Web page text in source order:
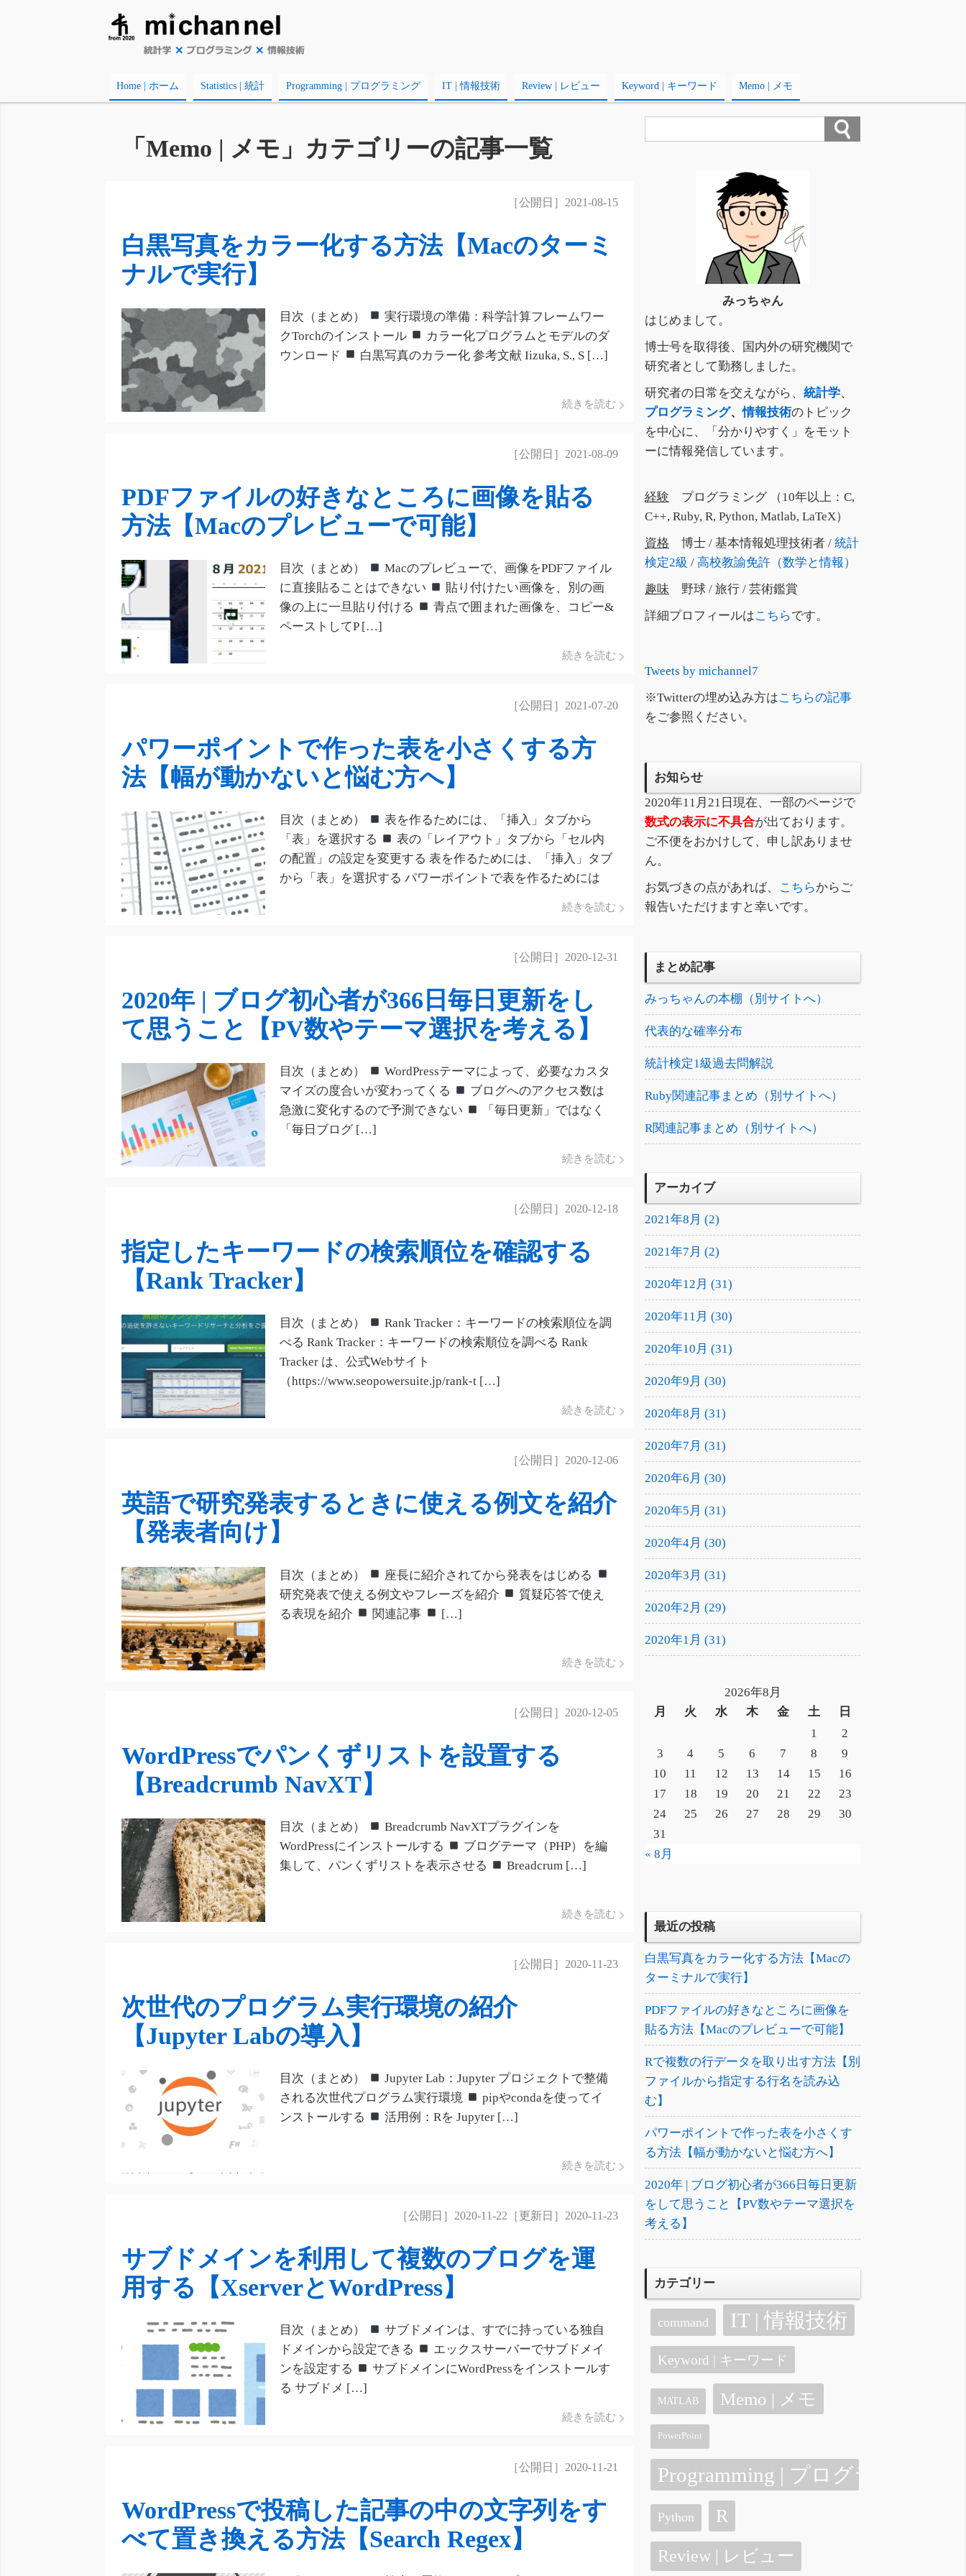
Home | ホーム Statistics | 統計 Programming | プログラミング IT | 情報技術 Review | レビュー Keyword | キーワード Memo | メモ
「Memo | メモ」カテゴリーの記事一覧
［公開日］2021-08-15
白黒写真をカラー化する方法【Macのターミ
ナルで実行】
目次（まとめ）
実行環境の準備：科学計算フレームワー
クTorchのインストール
カラー化プログラムとモデルのダ
ウンロード
白黒写真のカラー化 参考文献 Iizuka, S., S […]
続きを読む
［公開日］2021-08-09
PDFファイルの好きなところに画像を貼る
方法【Macのプレビューで可能】
目次（まとめ）
Macのプレビューで、画像をPDFファイル
に直接貼ることはできない
貼り付けたい画像を、別の画
像の上に一旦貼り付ける
青点で囲まれた画像を、コピー&
ペーストしてP […]
続きを読む
［公開日］2021-07-20
パワーポイントで作った表を小さくする方
法【幅が動かないと悩む方へ】
目次（まとめ）
表を作るためには、「挿入」タブから
「表」を選択する
表の「レイアウト」タブから「セル内
の配置」の設定を変更する 表を作るためには、「挿入」タブ
から「表」を選択する パワーポイントで表を作るためには
続きを読む
［公開日］2020-12-31
2020年 | ブログ初心者が366日毎日更新をし
て思うこと【PV数やテーマ選択を考える】
目次（まとめ）
WordPressテーマによって、必要なカスタ
マイズの度合いが変わってくる
ブログへのアクセス数は
急激に変化するので予測できない
「毎日更新」ではなく
「毎日ブログ […]
続きを読む
［公開日］2020-12-18
指定したキーワードの検索順位を確認する
【Rank Tracker】
目次（まとめ）
Rank Tracker：キーワードの検索順位を調
べる Rank Tracker：キーワードの検索順位を調べる Rank
Tracker は、公式Webサイト
（https://www.seopowersuite.jp/rank-t […]
続きを読む
［公開日］2020-12-06
英語で研究発表するときに使える例文を紹介
【発表者向け】
目次（まとめ）
座長に紹介されてから発表をはじめる
研究発表で使える例文やフレーズを紹介
質疑応答で使え
る表現を紹介
関連記事 […]
続きを読む
［公開日］2020-12-05
WordPressでパンくずリストを設置する
【Breadcrumb NavXT】
目次（まとめ）
Breadcrumb NavXTプラグインを
WordPressにインストールする
ブログテーマ（PHP）を編
集して、パンくずリストを表示させる
Breadcrum […]
続きを読む
［公開日］2020-11-23
次世代のプログラム実行環境の紹介
【Jupyter Labの導入】
目次（まとめ）
Jupyter Lab：Jupyter プロジェクトで整備
される次世代プログラム実行環境
pipやcondaを使ってイ
ンストールする
活用例：Rを Jupyter […]
続きを読む
［公開日］2020-11-22［更新日］2020-11-23
サブドメインを利用して複数のブログを運
用する【XserverとWordPress】
目次（まとめ）
サブドメインは、すでに持っている独自
ドメインから設定できる
エックスサーバーでサブドメイ
ンを設定する
サブドメインにWordPressをインストールす
る サブドメ […]
続きを読む
［公開日］2020-11-21
WordPressで投稿した記事の中の文字列をす
べて置き換える方法【Search Regex】
みっちゃん
はじめまして。
博士号を取得後、国内外の研究機関で
研究者として勤務しました。
研究者の日常を交えながら、 統計学、
プログラミング、情報技術のトピック
を中心に、「分かりやすく」をモット
ーに情報発信しています。
経験 プログラミング （10年以上：C,
C++, Ruby, R, Python, Matlab, LaTeX）
資格 博士 / 基本情報処理技術者 / 統計
検定2級 / 高校教諭免許（数学と情報）
趣味 野球 / 旅行 / 芸術鑑賞
詳細プロフィールはこちらです。
Tweets by michannel7
※Twitterの埋め込み方はこちらの記事
をご参照ください。
お知らせ
2020年11月21日現在、一部のページで
数式の表示に不具合が出ております。
ご不便をおかけして、申し訳ありませ
ん。
お気づきの点があれば、
こちらからご
報告いただけますと幸いです。
まとめ記事
みっちゃんの本棚（別サイトへ）
代表的な確率分布
統計検定1級過去問解説
Ruby関連記事まとめ（別サイトへ）
R関連記事まとめ（別サイトへ）
アーカイブ
2021年8月 (2)
2021年7月 (2)
2020年12月 (31)
2020年11月 (30)
2020年10月 (31)
2020年9月 (30)
2020年8月 (31)
2020年7月 (31)
2020年6月 (30)
2020年5月 (31)
2020年4月 (30)
2020年3月 (31)
2020年2月 (29)
2020年1月 (31)
2026年8月
月
火 水 木 金 土
日
1
2
3
4 5 6 7 8
9
10
11 12 13 14 15
16
17
18 19 20 21 22
23
24
25 26 27 28 29
30
31
« 8月
最近の投稿
白黒写真をカラー化する方法【Macの
ターミナルで実行】
PDFファイルの好きなところに画像を
貼る方法【Macのプレビューで可能】
Rで複数の行データを取り出す方法【別
ファイルから指定する行名を読み込
む】
パワーポイントで作った表を小さくす
る方法【幅が動かないと悩む方へ】
2020年 | ブログ初心者が366日毎日更新
をして思うこと【PV数やテーマ選択を
考える】
カテゴリー
command IT | 情報技術
Keyword | キーワード
MATLAB Memo | メモ
PowerPoint
Programming | プログラミング
Python R
Review | レビュー